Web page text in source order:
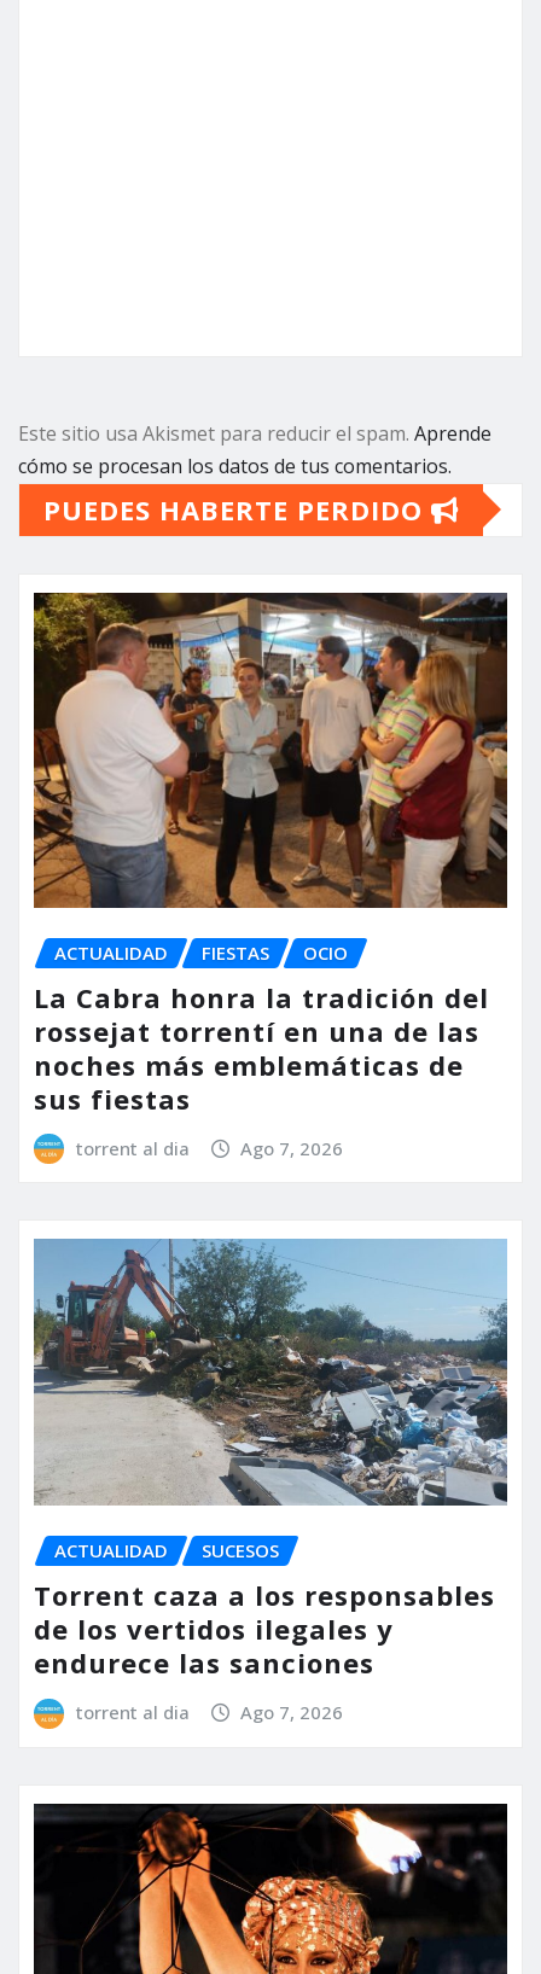
Este sitio usa Akismet para reducir el spam. Aprende
cómo se procesan los datos de tus comentarios.
PUEDES HABERTE PERDIDO
ACTUALIDAD FIESTAS OCIO
La Cabra honra la tradición del
rossejat torrentí en una de las
noches más emblemáticas de
sus fiestas
torrent al dia Ago 7, 2026
ACTUALIDAD SUCESOS
Torrent caza a los responsables
de los vertidos ilegales y
endurece las sanciones
torrent al dia Ago 7, 2026